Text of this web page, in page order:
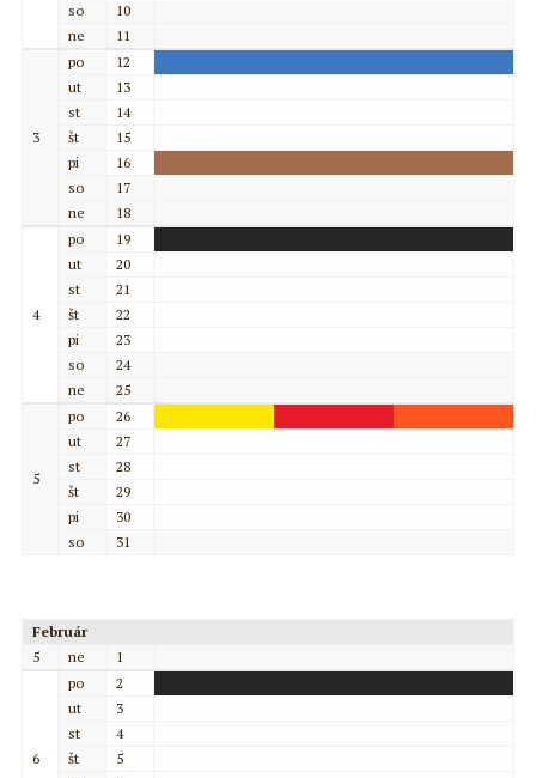
so
10
ne
11
3
po
12
ut
13
st
14
št
15
pi
16
so
17
ne
18
4
po
19
ut
20
st
21
št
22
pi
23
so
24
ne
25
5
po
26
ut
27
st
28
št
29
pi
30
so
31
Február
5
ne 1
6
po
2
ut
3
st
4
št
5